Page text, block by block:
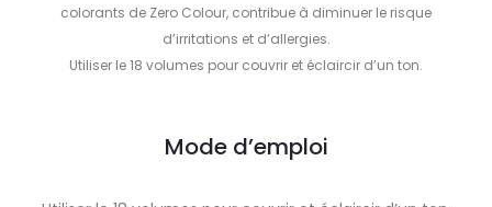
colorants de Zero Colour, contribue à diminuer le risque
d’irritations et d’allergies.
Utiliser le 18 volumes pour couvrir et éclaircir d’un ton.
Mode d’emploi